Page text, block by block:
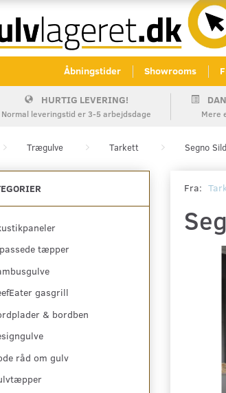
Åbningstider Showrooms
HURTIG LEVERING!
Normal leveringstid er 3-5 arbejdsdage Mere
Trægulve Tarkett Segno
tæpper
gasgrill
& bordben
råd om gulv
Fra: